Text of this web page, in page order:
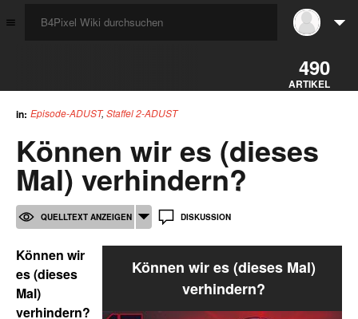
☰
490
ARTIKEL
in: Episode-ADUST,Staffel 2-ADUST
Können wir es (dieses
Mal) verhindern?
QUELLTEXT ANZEIGEN DISKUSSION
Können wir es (dieses Mal)
verhindern?
Können wir
es (dieses
Mal)
verhindern?